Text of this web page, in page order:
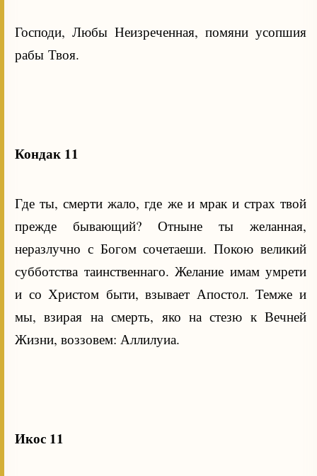
Господи, Любы Неизреченная, помяни усопшия
рабы Твоя.
Кондак 11
Где ты, смерти жало, где же и мрак и страх твой
прежде бывающий? Отныне ты желанная,
неразлучно с Богом сочетаеши. Покою великий
субботства таинственнаго. Желание имам умрети
и со Христом быти, взывает Апостол. Темже и
мы, взирая на смерть, яко на стезю к Вечней
Жизни, воззовем: Аллилуиа.
Икос 11